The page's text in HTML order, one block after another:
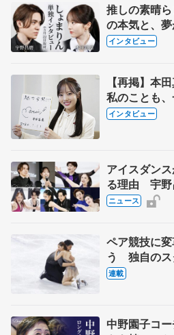
推しの素晴
の本気と、
田真凜の覚悟
インタビュー
【再掲】本
私のことも
退時の単独
インタビュー
アイスダン
る理由 宇野
実力者が相
ニュース
ペア競技に
う 独自のス
【引退発表後
連載
中野園子コ